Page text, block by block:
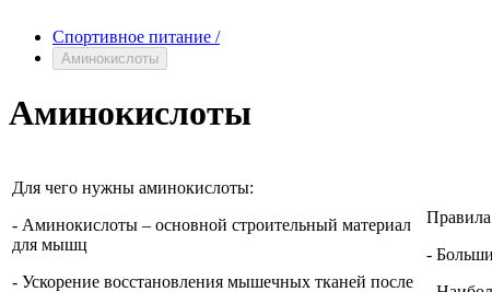
Спортивное питание /
Аминокислоты
Аминокислоты
Для чего нужны аминокислоты:
- Аминокислоты – основной строительный материал
для мышц
- Ускорение восстановления мышечных тканей после
-